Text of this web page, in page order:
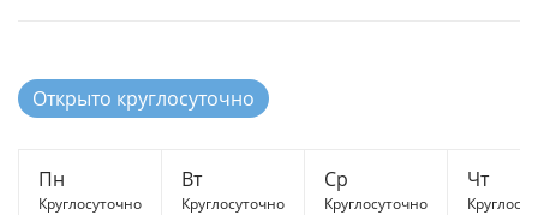
Открыто круглосуточно
Пн
Круглосуточно
Вт
Круглосуточно
Ср
Круглосуточно
Чт